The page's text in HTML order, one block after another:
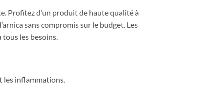
Profitez d’un produit de haute qualité à
sans compromis sur le budget. Les
tous les besoins.
les inflammations.